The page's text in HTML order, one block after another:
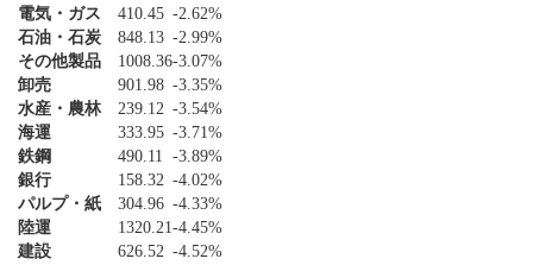
電気・ガス
410.45 -2.62%
石油・石炭
848.13 -2.99%
その他製品
1008.36-3.07%
卸売
901.98 -3.35%
水産・農林
239.12 -3.54%
海運
333.95 -3.71%
鉄鋼
490.11 -3.89%
銀行
158.32 -4.02%
パルプ・紙
304.96 -4.33%
陸運
1320.21-4.45%
建設
626.52 -4.52%